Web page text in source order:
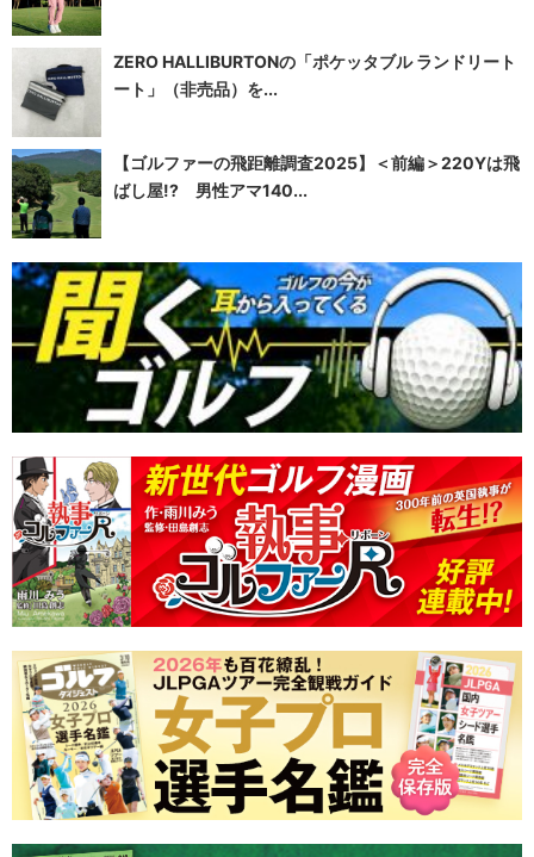
ZERO HALLIBURTONの「ポケッタブル ランドリート
ート」（非売品）を...
【ゴルファーの飛距離調査2025】＜前編＞220Yは飛
ばし屋!? 男性アマ140...